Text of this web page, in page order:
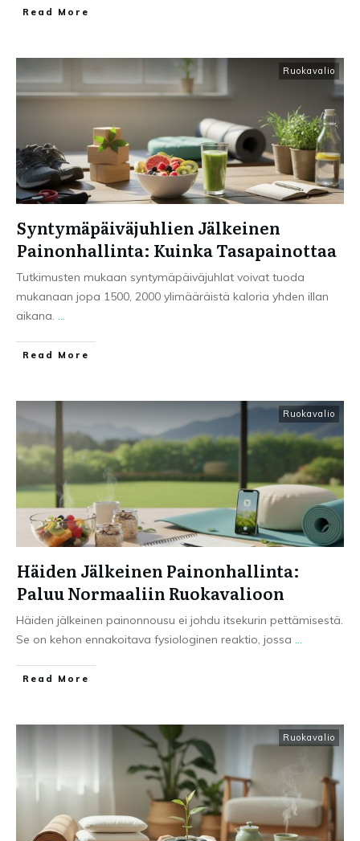
Read More
Ruokavalio
Syntymäpäiväjuhlien Jälkeinen
Painonhallinta: Kuinka Tasapainottaa
Tutkimusten mukaan syntymäpäiväjuhlat voivat tuoda
mukanaan jopa 1500, 2000 ylimääräistä kaloria yhden illan
aikana. ...
Read More
Ruokavalio
Häiden Jälkeinen Painonhallinta:
Paluu Normaaliin Ruokavalioon
Häiden jälkeinen painonnousu ei johdu itsekurin pettämisestä.
Se on kehon ennakoitava fysiologinen reaktio, jossa ...
Read More
Ruokavalio